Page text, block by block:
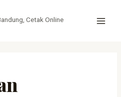
Cetak Online